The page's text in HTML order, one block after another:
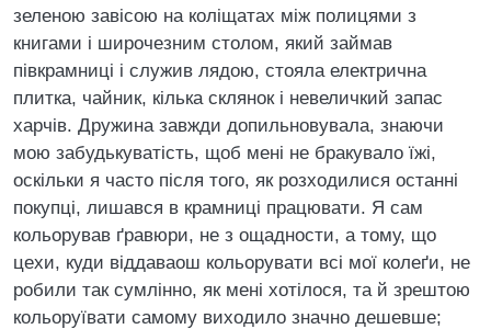
зеленою завісою на коліщатах між полицями з
книгами і широчезним столом, який займав
півкрамниці і служив лядою, стояла електрична
плитка, чайник, кілька склянок і невеличкий запас
харчів. Дружина завжди допильновувала, знаючи
мою забудькуватість, щоб мені не бракувало їжі,
оскільки я часто після того, як розходилися останні
покупці, лишався в крамниці працювати. Я сам
кольорував ґравюри, не з ощадности, а тому, що
цехи, куди віддаваош кольорувати всі мої колеґи, не
робили так сумлінно, як мені хотілося, та й зрештою
кольоруївати самому виходило значно дешевше;